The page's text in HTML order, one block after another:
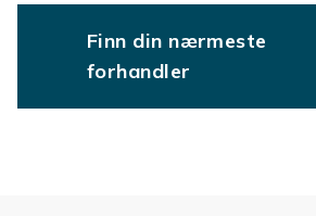
Finn din nærmeste
forhandler